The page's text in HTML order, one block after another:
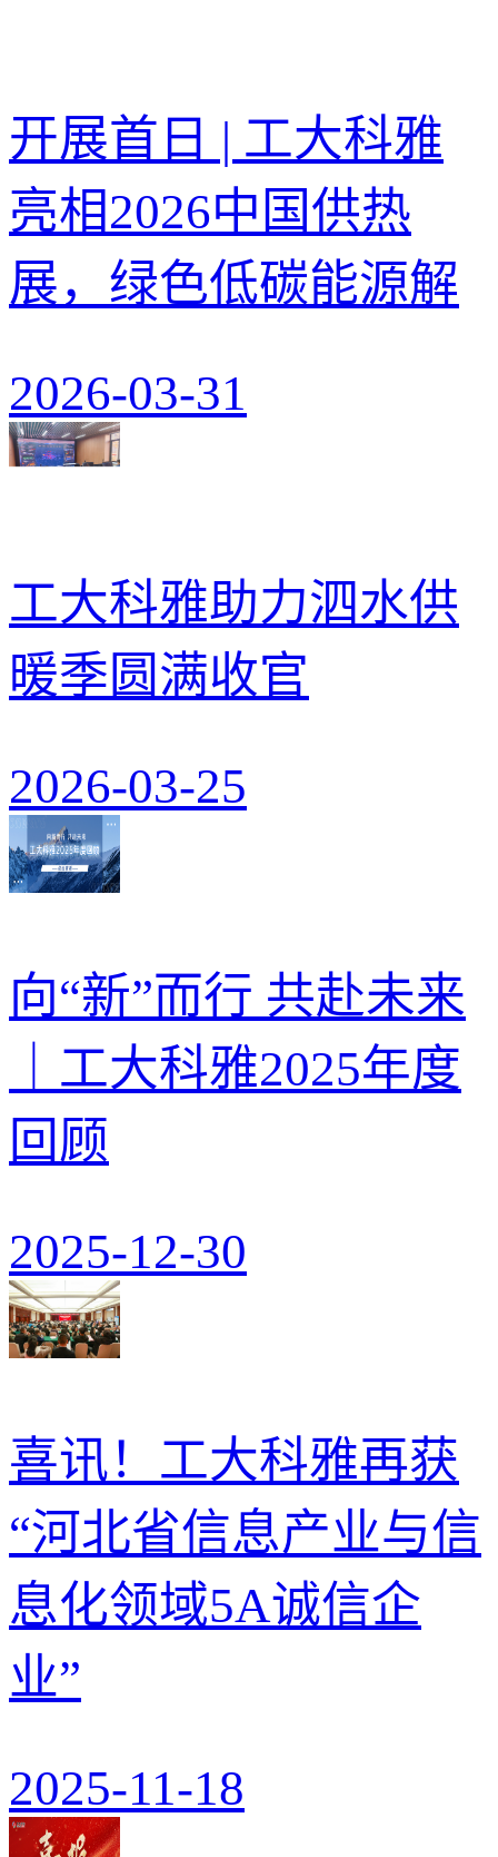
开展首日 | 工大科雅
亮相2026中国供热
展，绿色低碳能源解
2026-03-31
工大科雅助力泗水供
暖季圆满收官
2026-03-25
向“新”而行 共赴未来
｜工大科雅2025年度
回顾
2025-12-30
喜讯！工大科雅再获
“河北省信息产业与信
息化领域5A诚信企
业”
2025-11-18